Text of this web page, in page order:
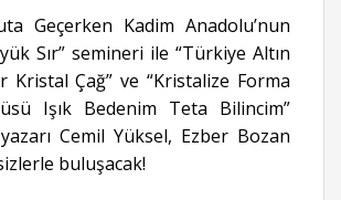
Geçerken Kadim Anadolu’nun
Sır” semineri ile “Türkiye Altın
Kristal Çağ” ve “Kristalize Forma
Işık Bedenim Teta Bilincim”
Cemil Yüksel, Ezber Bozan
buluşacak!